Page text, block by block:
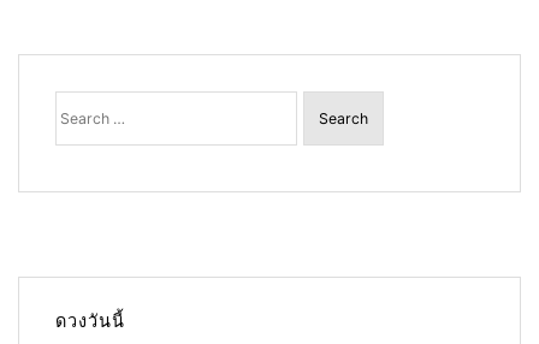
Search
for:
ดวงวันนี้